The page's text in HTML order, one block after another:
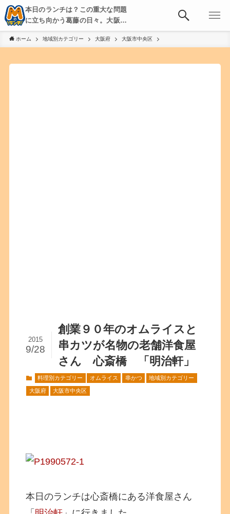
本日のランチは？この重大な問題
に立ち向かう葛藤の日々。大阪・
京都・神戸を中心とした食べ歩
き、飲み歩きを綴る。
ホーム 地域別カテゴリー 大阪府 大阪市中央区
創業９０年のオムライスと
串カツが名物の老舗洋食屋
さん 心斎橋 「明治軒」
2015
9/28
料理別カテゴリー オムライス 串かつ 地域別カテゴリー
大阪府 大阪市中央区
本日のランチは心斎橋にある洋食屋さん